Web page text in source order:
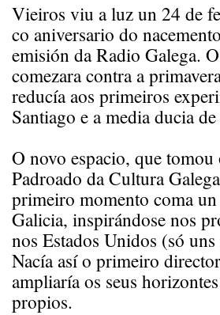
Vieiros viu a luz un 24 de
co aniversario do
emisión da Radio Galega.
comezara contra a
reducía aos primeiros
Santiago e a media ducia
O novo espacio, que
Padroado da Cultura
primeiro momento coma
Galicia, inspirándose nos
nos Estados Unidos (só
Nacía así o primeiro
ampliaría os seus
propios.